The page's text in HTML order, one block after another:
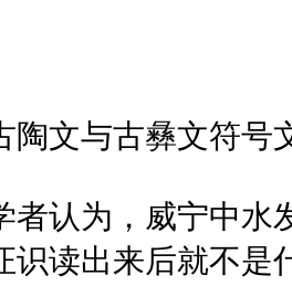
文与古彝文符号
为，威宁中水
识读出来后就不是